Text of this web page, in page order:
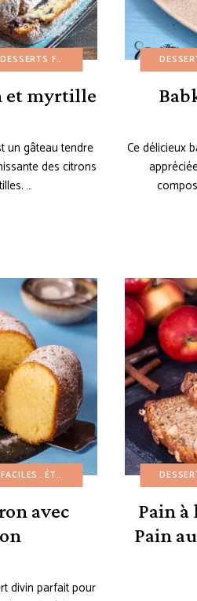
PRINTEMPS RECETTES AMÉRICAINES
DESSERTS FACILES ÉTÉ GÂTEAUX
et myrtille
un gâteau tendre
des citrons
…
Ce délicieux
RECETTES À PETIT BUDGET
ÉTÉ GÂTEAUX GÂTEAUX ET
avec
divin parfait pour
Pain à
Pain